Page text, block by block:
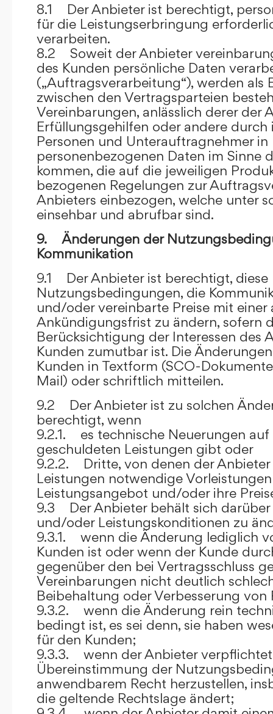
8.1 Der Anbieter ist berechtigt,
für die Leistungserbringung
verarbeiten.
8.2 Soweit der Anbieter
des Kunden persönliche Daten
(„Auftragsverarbeitung“), werden als
zwischen den Vertragsparteien
Vereinbarungen, anlässlich derer der
Erfüllungsgehilfen oder andere
Personen und Unterauftragnehmer
personenbezogenen Daten im Sinne
kommen, die auf die jeweiligen
bezogenen Regelungen zur
Anbieters einbezogen, welche unter
einsehbar und abrufbar sind.
9. Änderungen der
Kommunikation
9.1 Der Anbieter ist berechtigt, diese
Nutzungsbedingungen, die
und/oder vereinbarte Preise mit einer
Ankündigungsfrist zu ändern, sofern
Berücksichtigung der Interessen des
Kunden zumutbar ist. Die
Kunden in Textform (SCO-
Mail) oder schriftlich mitteilen.
9.2 Der Anbieter ist zu solchen
berechtigt, wenn
9.2.1. es technische Neuerungen
geschuldeten Leistungen gibt oder
9.2.2. Dritte, von denen der Anbieter
Leistungen notwendige
Leistungsangebot und/oder ihre
9.3 Der Anbieter behält sich darüber
und/oder Leistungskonditionen zu
9.3.1. wenn die Änderung lediglich
Kunden ist oder wenn der Kunde
gegenüber den bei Vertragsschluss
Vereinbarungen nicht deutlich
Beibehaltung oder Verbesserung
9.3.2. wenn die Änderung rein
bedingt ist, es sei denn, sie haben
für den Kunden;
9.3.3. wenn der Anbieter verpflichtet
Übereinstimmung der
anwendbarem Recht herzustellen,
die geltende Rechtslage ändert;